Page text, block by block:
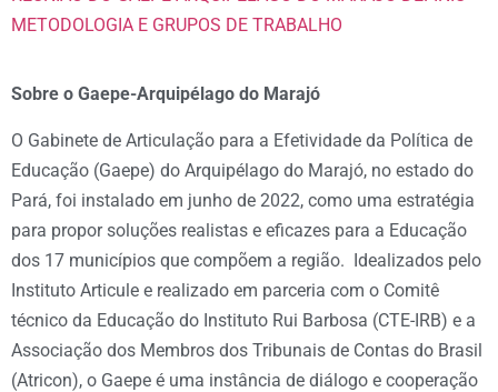
METODOLOGIA E GRUPOS DE TRABALHO
Sobre o Gaepe-Arquipélago do Marajó
O Gabinete de Articulação para a Efetividade da Política de
Educação (Gaepe) do Arquipélago do Marajó, no estado do
Pará, foi instalado em junho de 2022, como uma estratégia
para propor soluções realistas e eficazes para a Educação
dos 17 municípios que compõem a região. Idealizados pelo
Instituto Articule e realizado em parceria com o Comitê
técnico da Educação do Instituto Rui Barbosa (CTE-IRB) e a
Associação dos Membros dos Tribunais de Contas do Brasil
(Atricon), o Gaepe é uma instância de diálogo e cooperação